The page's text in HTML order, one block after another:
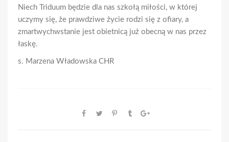
Niech Triduum będzie dla nas szkołą miłości, w której
uczymy się, że prawdziwe życie rodzi się z ofiary, a
zmartwychwstanie jest obietnicą już obecną w nas przez
łaskę.
s. Marzena Władowska CHR